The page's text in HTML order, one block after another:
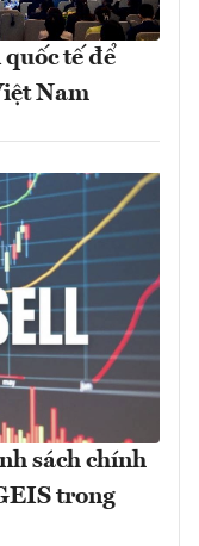
tế để
Nam
sách chính
trong